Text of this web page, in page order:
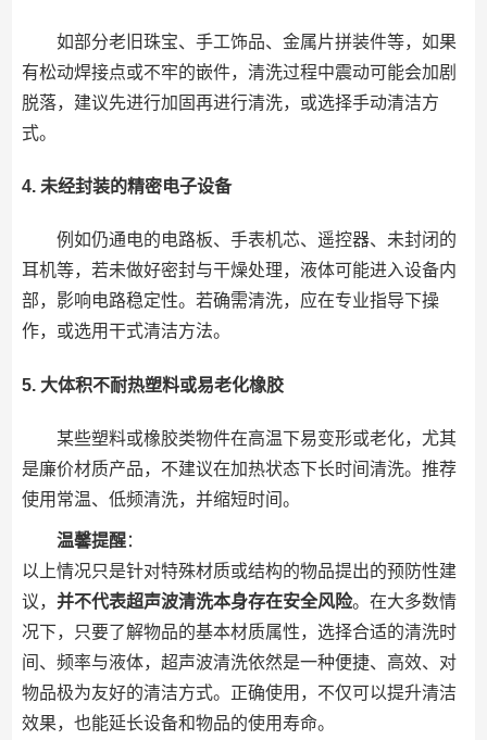
如部分老旧珠宝、手工饰品、金属片拼装件等，如果
有松动焊接点或不牢的嵌件，清洗过程中震动可能会加剧
脱落，建议先进行加固再进行清洗，或选择手动清洁方
式。
4. 未经封装的精密电子设备
例如仍通电的电路板、手表机芯、遥控器、未封闭的
耳机等，若未做好密封与干燥处理，液体可能进入设备内
部，影响电路稳定性。若确需清洗，应在专业指导下操
作，或选用干式清洁方法。
5. 大体积不耐热塑料或易老化橡胶
某些塑料或橡胶类物件在高温下易变形或老化，尤其
是廉价材质产品，不建议在加热状态下长时间清洗。推荐
使用常温、低频清洗，并缩短时间。
温馨提醒：
以上情况只是针对特殊材质或结构的物品提出的预防性建
议， 并不代表超声波清洗本身存在安全风险。在大多数情
况下，只要了解物品的基本材质属性，选择合适的清洗时
间、频率与液体，超声波清洗依然是一种便捷、高效、对
物品极为友好的清洁方式。正确使用，不仅可以提升清洁
效果，也能延长设备和物品的使用寿命。